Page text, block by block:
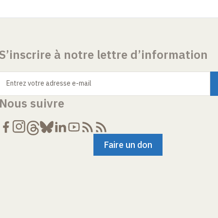
à notre lettre d’information
Entrez votre adresse e-mail
suivre
Faire un don